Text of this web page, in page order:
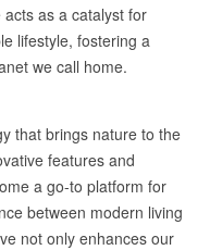
as a catalyst for
lifestyle, fostering a
we call home.
that brings nature to the
features and
a go-to platform for
between modern living
not only enhances our